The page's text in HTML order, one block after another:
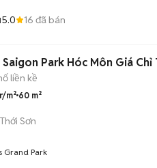
5.0 16 đã bán
Park Hóc Môn Giá
liền kề
m² 60 m²
Sơn
Grand Park